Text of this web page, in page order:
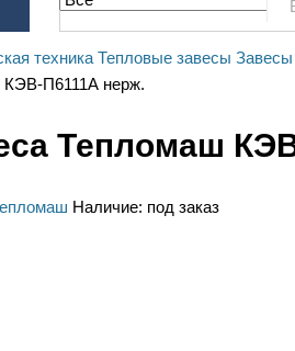
техника Тепловые завесы Завесы
Тепломаш
Наличие: под заказ